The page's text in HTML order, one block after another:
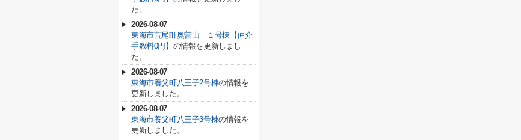
た。
2026-08-07
東海市荒尾町奥曽山 １号棟【仲介
手数料0円】 の情報を更新しまし
た。
2026-08-07
東海市養父町八王子2号棟の情報を
更新しました。
2026-08-07
東海市養父町八王子3号棟の情報を
更新しました。